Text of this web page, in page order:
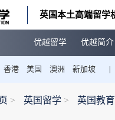
英国本土高端留学
优越留学 优越简介
香港 美国 澳洲 新加坡
> 英国留学 > 英国教